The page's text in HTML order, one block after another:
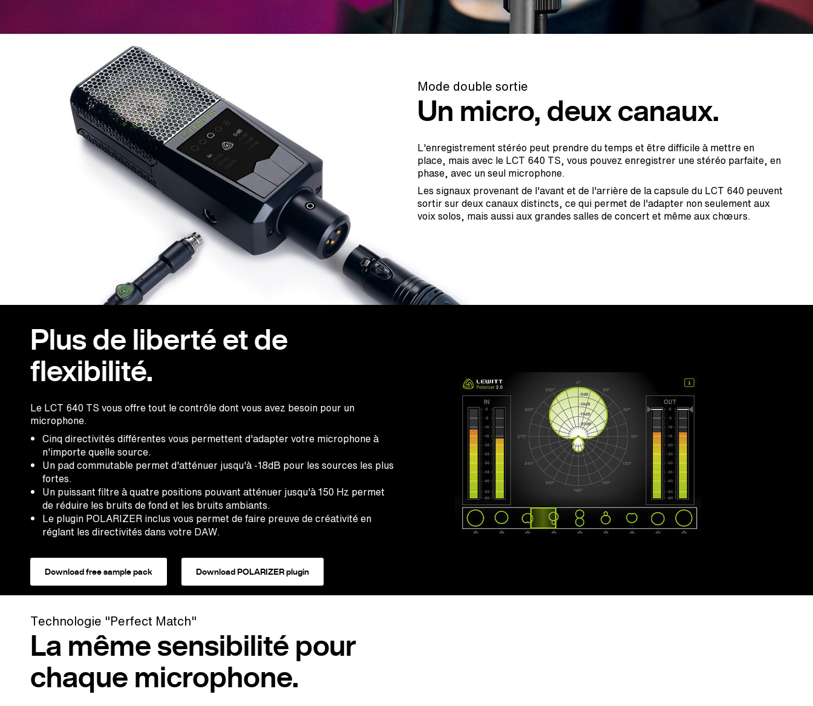
Mode double sortie
Un micro, deux canaux.
L'enregistrement stéréo peut prendre du temps et être difficile à mettre en
place, mais avec le LCT 640 TS, vous pouvez enregistrer une stéréo parfaite, en
phase, avec un seul microphone.
Les signaux provenant de l'avant et de l'arrière de la capsule du LCT 640 peuvent
sortir sur deux canaux distincts, ce qui permet de l'adapter non seulement aux
voix solos, mais aussi aux grandes salles de concert et même aux chœurs.
Plus de liberté et de
flexibilité.
Le LCT 640 TS vous offre tout le contrôle dont vous avez besoin pour un
microphone.
Cinq directivités différentes vous permettent d'adapter votre microphone à
n'importe quelle source.
Un pad commutable permet d'atténuer jusqu'à -18dB pour les sources les plus
fortes.
Un puissant filtre à quatre positions pouvant atténuer jusqu'à 150 Hz permet
de réduire les bruits de fond et les bruits ambiants.
Le plugin POLARIZER inclus vous permet de faire preuve de créativité en
réglant les directivités dans votre DAW.
Download free sample pack Download POLARIZER plugin
Technologie "Perfect Match"
La même sensibilité pour
chaque microphone.